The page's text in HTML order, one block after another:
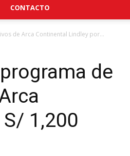
CONTACTO
de Arca Continental Lindley por...
de
1,200